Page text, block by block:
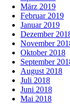
März 2019
Februar 2019
Januar 2019
Dezember
November
Oktober 2018
September
August 2018
Juli 2018
Juni 2018
Mai 2018